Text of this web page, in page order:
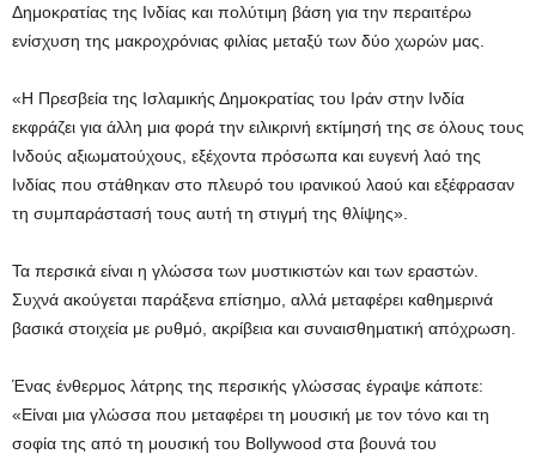
Δημοκρατίας της Ινδίας και πολύτιμη βάση για την περαιτέρω
ενίσχυση της μακροχρόνιας φιλίας μεταξύ των δύο χωρών μας.
«Η Πρεσβεία της Ισλαμικής Δημοκρατίας του Ιράν στην Ινδία
εκφράζει για άλλη μια φορά την ειλικρινή εκτίμησή της σε όλους τους
Ινδούς αξιωματούχους, εξέχοντα πρόσωπα και ευγενή λαό της
Ινδίας που στάθηκαν στο πλευρό του ιρανικού λαού και εξέφρασαν
τη συμπαράστασή τους αυτή τη στιγμή της θλίψης».
Τα περσικά είναι η γλώσσα των μυστικιστών και των εραστών.
Συχνά ακούγεται παράξενα επίσημο, αλλά μεταφέρει καθημερινά
βασικά στοιχεία με ρυθμό, ακρίβεια και συναισθηματική απόχρωση.
Ένας ένθερμος λάτρης της περσικής γλώσσας έγραψε κάποτε:
«Είναι μια γλώσσα που μεταφέρει τη μουσική με τον τόνο και τη
σοφία της από τη μουσική του Bollywood στα βουνά του